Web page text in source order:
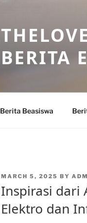
BERITA
Berita Beasiswa
POSTED
MARCH 5, 2025 BY
Inspirasi dari
Elektro dan